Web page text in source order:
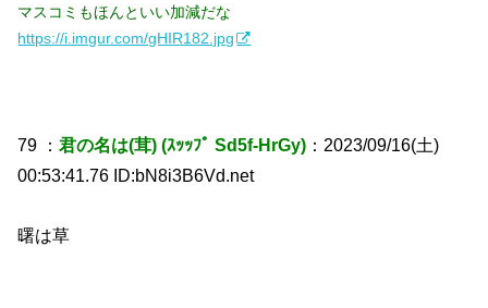
マスコミもほんといい加減だな
https://i.imgur.com/gHIR182.jpg
79 ：君の名は(茸) (ｽｯｯﾌﾟ Sd5f-HrGy) ：2023/09/16(土)
00:53:41.76 ID:bN8i3B6Vd.net
曙は草